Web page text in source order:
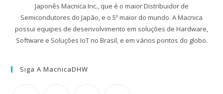
Japonês Macnica Inc., que é o maior Distribuidor de
Semicondutores do Japão, e o 5º maior do mundo. A Macnica
possui equipes de desenvolvimento em soluções de Hardware,
Software e Soluções IoT no Brasil, e em vários pontos do globo.
Siga A MacnicaDHW